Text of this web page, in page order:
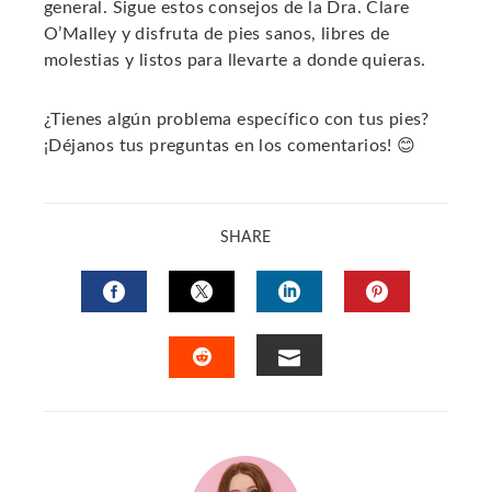
general. Sigue estos consejos de la Dra. Clare
O’Malley y disfruta de pies sanos, libres de
molestias y listos para llevarte a donde quieras.
¿Tienes algún problema específico con tus pies?
¡Déjanos tus preguntas en los comentarios! 😊
SHARE
FACEBOOKTWITTERLINKEDIN